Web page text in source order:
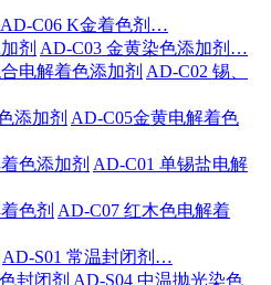
AD-C06 K金着色剂…
AD-C03 金黄染色添加剂…
AD-C02 锡、
AD-C05金黄电解着色
AD-C01 单锡盐电解
AD-C07 红木色电解着
AD-S01 常温封闭剂…
AD-S04 中温抛光染色